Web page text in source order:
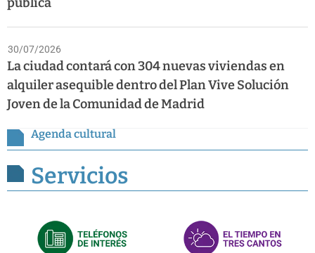
30/07/2026
La ciudad contará con 304 nuevas viviendas en
alquiler asequible dentro del Plan Vive Solución
Joven de la Comunidad de Madrid
Agenda cultural
Servicios